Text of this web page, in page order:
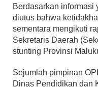
Berdasarkan informasi
diutus bahwa
sementara mengikuti
Sekretaris Daerah
stunting Provinsi
Sejumlah pimpinan
Dinas Pendidikan dan